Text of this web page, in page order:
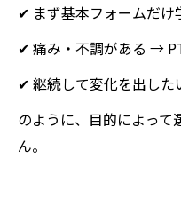
✔ まず基本フォームだ
✔ 痛み・不調がある →
✔ 継続して変化を出し
のように、目的によって
ん。